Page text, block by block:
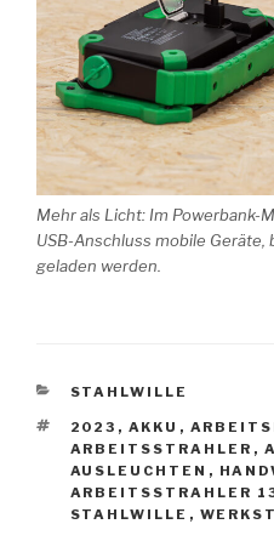
Mehr als Licht: Im Powerbank-
USB-Anschluss mobile
geladen werden.
KATEGORIEN
STAHLWILLE
SCHLAGWÖRTER
2023 , AKKU ,
ARBEITSSTRAHLER ,
AUSLEUCHTEN ,
ARBEITSSTRAHLER
STAHLWILLE ,